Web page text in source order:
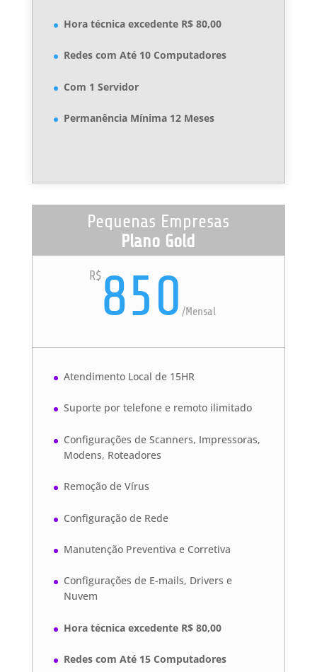
Hora técnica excedente R$ 80,00
Redes com Até 10 Computadores
Com 1 Servidor
Permanência Mínima 12 Meses
Pequenas Empresas
Plano Gold
R$ 850 /Mensal
Atendimento Local de 15HR
Suporte por telefone e remoto ilimitado
Configurações de Scanners, Impressoras,
Modens, Roteadores
Remoção de Vírus
Configuração de Rede
Manutenção Preventiva e Corretiva
Configurações de E-mails, Drivers e
Nuvem
Hora técnica excedente R$ 80,00
Redes com Até 15 Computadores